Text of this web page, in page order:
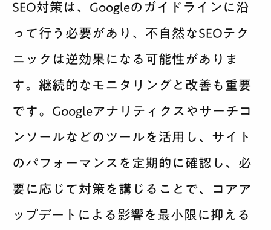
SEO対策は、Googleのガイドラインに沿
って行う必要があり、不自然なSEOテク
ニックは逆効果になる可能性がありま
す。継続的なモニタリングと改善も重要
です。Googleアナリティクスやサーチコ
ンソールなどのツールを活用し、サイト
のパフォーマンスを定期的に確認し、必
要に応じて対策を講じることで、コアア
ップデートによる影響を最小限に抑える